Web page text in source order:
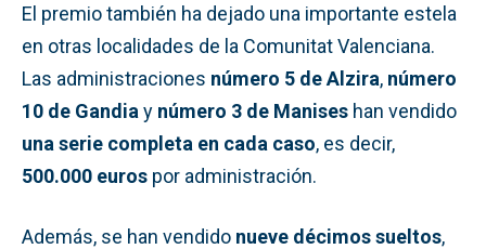
El premio también ha dejado una importante estela
en otras localidades de la Comunitat Valenciana.
Las administraciones número 5 de Alzira, número
10 de Gandia y número 3 de Manises han vendido
una serie completa en cada caso, es decir,
500.000 euros por administración.
Además, se han vendido nueve décimos sueltos,